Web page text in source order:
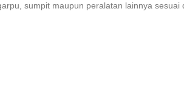
sumpit maupun peralatan lainnya sesuai